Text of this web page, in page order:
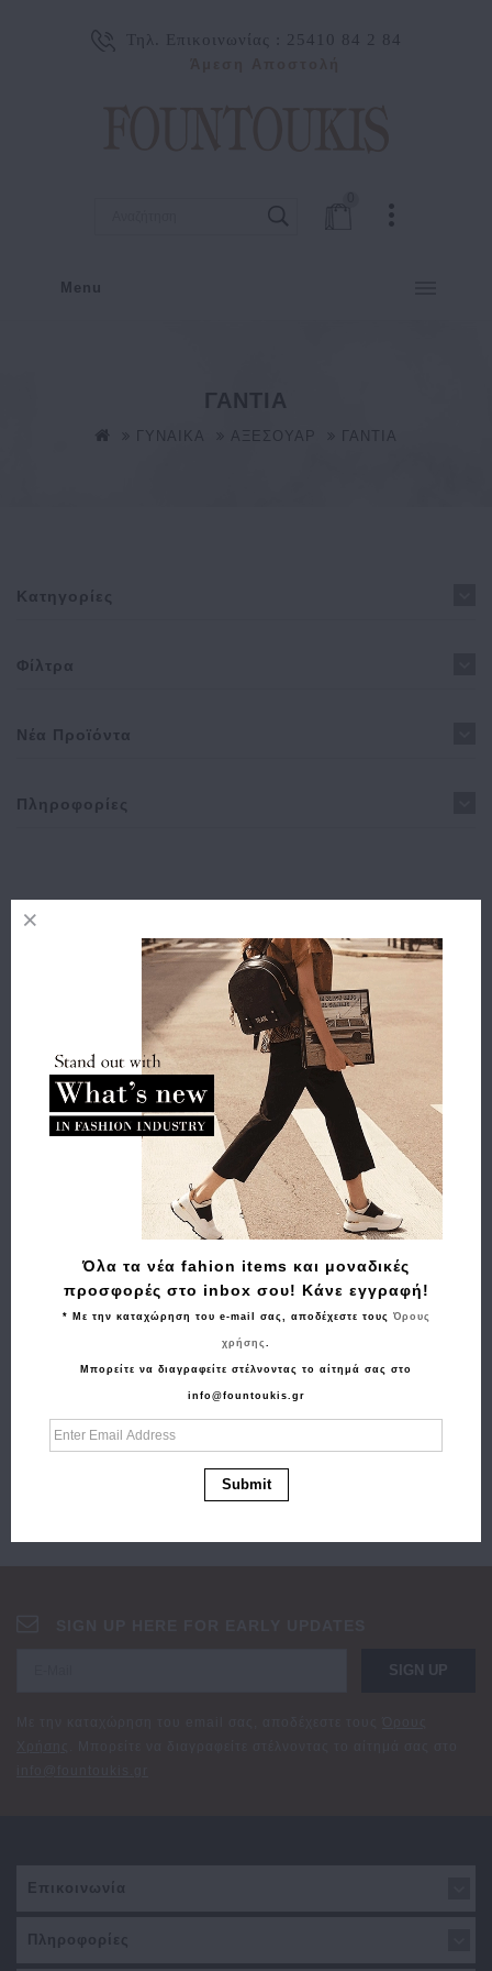
Τηλ. Επικοινωνίας : 25410 84 2 84
Menu
ΓΑΝΤΙΑ
ΓΥΝΑΙΚΑ ΑΞΕΣΟΥΑΡ ΓΑΝΤΙΑ
Κατηγορίες
Φίλτρα
Νέα Προϊόντα
Πληροφορίες
Συνέχεια
SIGN UP
Επικοινωνία
Πληροφορίες
Όλα τα νέα fahion items και μοναδικές
προσφορές στο inbox σου! Κάνε εγγραφή!
* Με την καταχώρηση του e-mail σας, αποδέχεστε τους Όρους
χρήσης.
Μπορείτε να διαγραφείτε στέλνοντας το αίτημά σας στο
info@fountoukis.gr
Submit